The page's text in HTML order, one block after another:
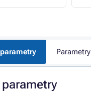
Parametry